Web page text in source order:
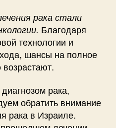
рака стали
Благодаря
технологии и
шансы на полное
возрастают.
рака,
обратить внимание
рака в Израиле.